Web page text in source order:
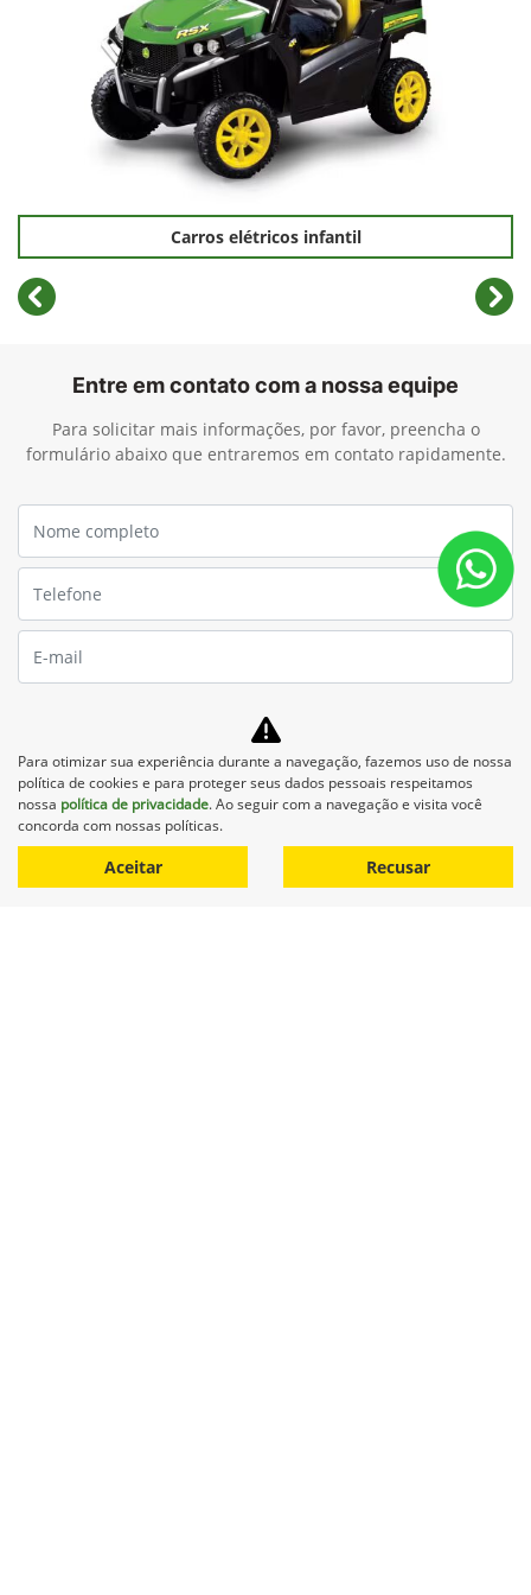
Carros elétricos infantil
templates.template-
Entre em contato com a nossa equipe
Para solicitar mais informações, por favor, preencha o
formulário abaixo que entraremos em contato rapidamente.
Para otimizar sua experiência durante a navegação, fazemos uso de nossa
política de cookies e para proteger seus dados pessoais respeitamos
nossa política de privacidade. Ao seguir com a navegação e visita você
concorda com nossas políticas.
Aceitar Recusar